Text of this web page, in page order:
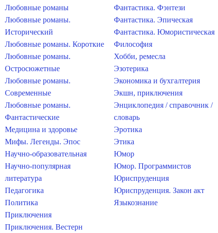
Любовные романы
Любовные романы.
Исторический
Любовные романы. Короткие
Любовные романы.
Остросюжетные
Любовные романы.
Современные
Любовные романы.
Фантастические
Медицина и здоровье
Мифы. Легенды. Эпос
Научно-образовательная
Научно-популярная
литература
Педагогика
Политика
Приключения
Приключения. Вестерн
Фантастика. Фэнтези
Фантастика. Эпическая
Фантастика. Юмористическая
Философия
Хобби, ремесла
Эзотерика
Экономика и бухгалтерия
Экшн, приключения
Энциклопедия / справочник /
словарь
Эротика
Этика
Юмор
Юмор. Программистов
Юриспруденция
Юриспруденция. Закон акт
Языкознание